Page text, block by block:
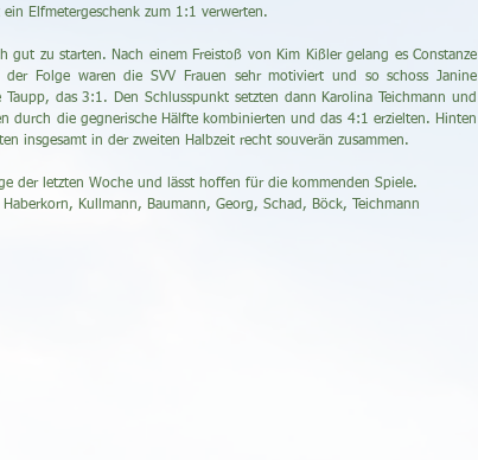
Elfmetergeschenk zum 1:1 verwerten.
zu starten. Nach einem Freistoß von Kim Kißler gelang es Constanze
Folge waren die SVV Frauen sehr motiviert und so schoss Janine
das 3:1. Den Schlusspunkt setzten dann Karolina Teichmann und
durch die gegnerische Hälfte kombinierten und das 4:1 erzielten. Hinten
insgesamt in der zweiten Halbzeit recht souverän zusammen.
der letzten Woche und lässt hoffen für die kommenden Spiele.
Kullmann, Baumann, Georg, Schad, Böck, Teichmann